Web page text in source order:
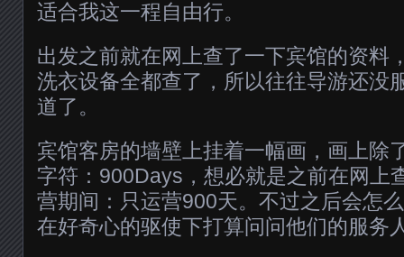
适合我这一程自由行。
出发之前就在网上查了一下宾馆的资料
洗衣设备全都查了，所以往往导游还没
道了。
宾馆客房的墙壁上挂着一幅画，画上除
字符：900Days，想必就是之前在网上
营期间：只运营900天。不过之后会怎
在好奇心的驱使下打算问问他们的服务